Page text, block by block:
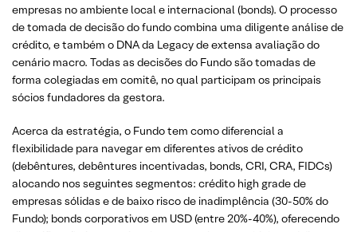
empresas no ambiente local e internacional (bonds). O processo
de tomada de decisão do fundo combina uma diligente análise de
crédito, e também o DNA da Legacy de extensa avaliação do
cenário macro. Todas as decisões do Fundo são tomadas de
forma colegiadas em comitê, no qual participam os principais
sócios fundadores da gestora.
Acerca da estratégia, o Fundo tem como diferencial a
flexibilidade para navegar em diferentes ativos de crédito
(debêntures, debêntures incentivadas, bonds, CRI, CRA, FIDCs)
alocando nos seguintes segmentos: crédito high grade de
empresas sólidas e de baixo risco de inadimplência (30-50% do
Fundo); bonds corporativos em USD (entre 20%-40%), oferecendo